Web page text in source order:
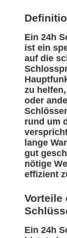
Ein 24h
ist ein
auf die
zu
oder
rund um
lange
gut
nötige
effizient
Vorteile
Ein 24h